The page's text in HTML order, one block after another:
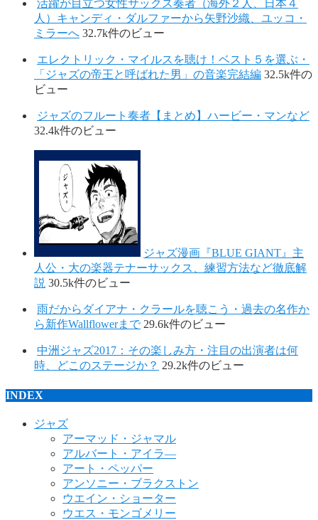
活躍が目立つ女性サックス奏者（海外２人、日本４
人）キャンディ・ダルファーから矢野沙織、ユッコ・
ミラーへ 32.7k件のビュー
エレクトリック・マイルスを聴け！ベスト５を選ぶ・
「ジャズの帝王と呼ばれた男」の音楽完結編 32.5k件の
ビュー
ジャズのフルート奏者【まとめ】ハービー・マンなど
32.4k件のビュー
ジャズ漫画『BLUE GIANT』主
人公・大の楽器テナーサックス、練習方法など徹底解
説 30.5k件のビュー
雨だからダイアナ・クラールを聴こう・過去の名作か
ら新作Wallflowerまで 29.6k件のビュー
中洲ジャズ2017：その楽しみ方・注目の出演者は何
時、どこのステージか？ 29.2k件のビュー
INDEX
ジャズ
アーマッド・ジャマル
アルバート・アイラ―
アート・ペッパー
アンソニー・ブラクストン
ウエイン・ショーター
ウエス・モンゴメリー